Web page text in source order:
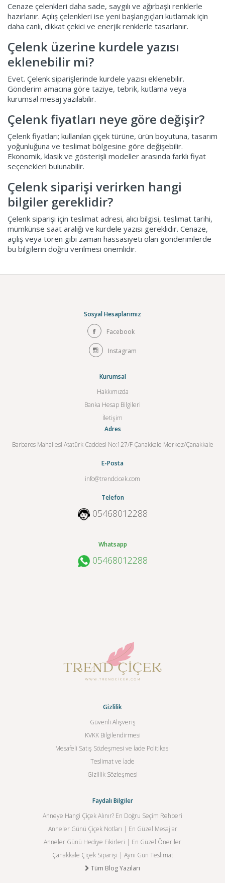
Cenaze çelenkleri daha sade, saygılı ve ağırbaşlı renklerle
hazırlanır. Açılış çelenkleri ise yeni başlangıçları kutlamak için
daha canlı, dikkat çekici ve enerjik renklerle tasarlanır.
Çelenk üzerine kurdele yazısı
eklenebilir mi?
Evet. Çelenk siparişlerinde kurdele yazısı eklenebilir.
Gönderim amacına göre taziye, tebrik, kutlama veya
kurumsal mesaj yazılabilir.
Çelenk fiyatları neye göre değişir?
Çelenk fiyatları; kullanılan çiçek türüne, ürün boyutuna, tasarım
yoğunluğuna ve teslimat bölgesine göre değişebilir.
Ekonomik, klasik ve gösterişli modeller arasında farklı fiyat
seçenekleri bulunabilir.
Çelenk siparişi verirken hangi
bilgiler gereklidir?
Çelenk siparişi için teslimat adresi, alıcı bilgisi, teslimat tarihi,
mümkünse saat aralığı ve kurdele yazısı gereklidir. Cenaze,
açılış veya tören gibi zaman hassasiyeti olan gönderimlerde
bu bilgilerin doğru verilmesi önemlidir.
Sosyal Hesaplarımız
Facebook
Instagram
Kurumsal
Hakkımızda
Banka Hesap Bilgileri
İletişim
Adres
Barbaros Mahallesi Atatürk Caddesi No:127/F Çanakkale Merkez/Çanakkale
E-Posta
info@trendcicek.com
Telefon
05468012288
Whatsapp
05468012288
Gizlilik
Güvenli Alışveriş
KVKK Bilgilendirmesi
Mesafeli Satış Sözleşmesi ve İade Politikası
Teslimat ve İade
Gizlilik Sözleşmesi
Faydalı Bilgiler
Anneye Hangi Çiçek Alınır? En Doğru Seçim Rehberi
Anneler Günü Çiçek Notları | En Güzel Mesajlar
Anneler Günü Hediye Fikirleri | En Güzel Öneriler
Çanakkale Çiçek Siparişi | Aynı Gün Teslimat
Tüm Blog Yazıları